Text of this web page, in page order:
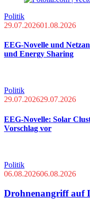
Politik
29.07.202601.08.2026
EEG-Novelle und
und Energy Sharing
Politik
29.07.202629.07.2026
EEG-Novelle: Solar
Vorschlag vor
Politik
06.08.202606.08.2026
Drohnenangriff auf